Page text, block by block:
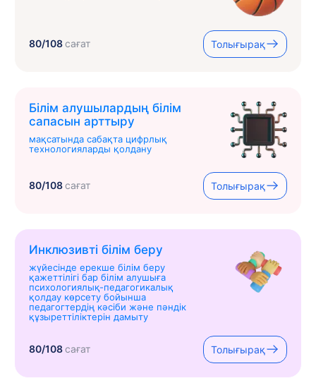
80/108сағат Толығырақ
Білім алушылардың білім
сапасын арттыру
мақсатында сабақта цифрлық
технологияларды қолдану
80/108сағат Толығырақ
Инклюзивті білім беру
жүйесінде ерекше білім беру
қажеттілігі бар білім алушыға
психологиялық-педагогикалық
қолдау көрсету бойынша
педагогтердің кәсіби және пәндік
құзыреттіліктерін дамыту
80/108сағат Толығырақ